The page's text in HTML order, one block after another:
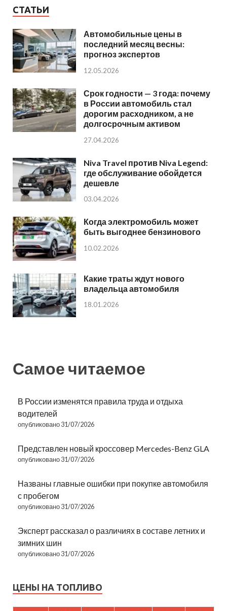
СТАТЬИ
Автомобильные цены в
последний месяц весны:
прогноз экспертов
12.05.2026
Срок годности — 3 года: почему
в России автомобиль стал
дорогим расходником, а не
долгосрочным активом
27.04.2026
Niva Travel против Niva Legend:
где обслуживание обойдется
дешевле
03.04.2026
Когда электромобиль может
быть выгоднее бензинового
10.02.2026
Какие траты ждут нового
владельца автомобиля
18.01.2026
Самое читаемое
В России изменятся правила труда и отдыха
водителей
опубликовано 31/07/2026
Представлен новый кроссовер Mercedes-Benz GLA
опубликовано 31/07/2026
Названы главные ошибки при покупке автомобиля
с пробегом
опубликовано 31/07/2026
Эксперт рассказал о различиях в составе летних и
зимних шин
опубликовано 31/07/2026
ЦЕНЫ НА ТОПЛИВО